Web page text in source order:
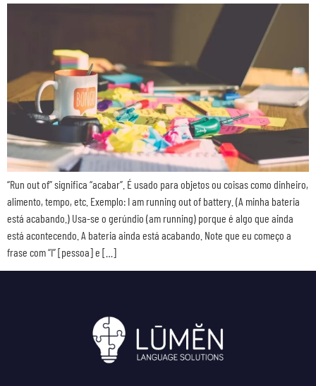
“Run out of” significa “acabar”. É usado para objetos ou coisas como dinheiro,
alimento, tempo, etc. Exemplo: I am running out of battery. (A minha bateria
está acabando.) Usa-se o gerúndio (am running) porque é algo que ainda
está acontecendo. A bateria ainda está acabando. Note que eu começo a
frase com “I” [pessoa] e […]